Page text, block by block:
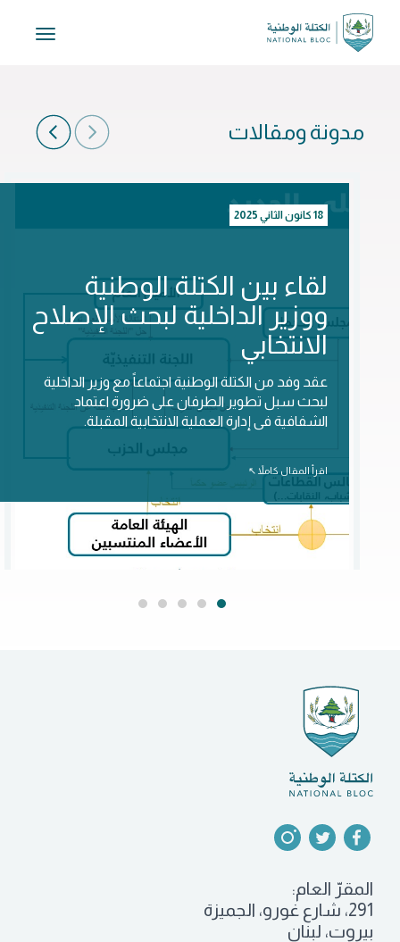
مدونة ومقالات
18 كانون الثاني 2025
لقاء بين الكتلة الوطنية
ووزير الداخلية لبحث الإصلاح
الانتخابي
عقد وفد من الكتلة الوطنية اجتماعاً مع وزير الداخلية
لبحث سبل تطوير الطرفان على ضرورة اعتماد
الشفافية فى إدارة العملية الانتخابية المقبلة.
اقرأ المقال كاملاً ↖
المقرّ العام:
291، شارع غورو، الجميزة
بيروت، لبنان